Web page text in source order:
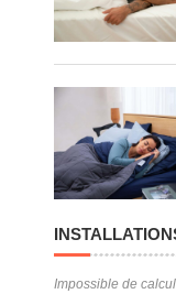
Impossible de